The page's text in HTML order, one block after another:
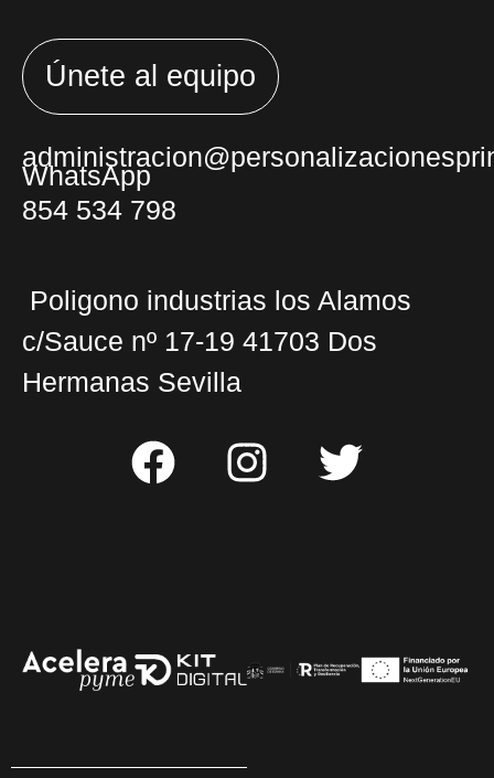
Únete al equipo
WhatsApp
854 534 798
Poligono industrias los Alamos
c/Sauce nº 17-19 41703 Dos
Hermanas Sevilla